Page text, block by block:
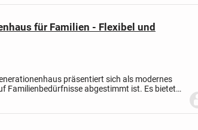
für Familien - Flexibel und
präsentiert sich als modernes
Familienbedürfnisse abgestimmt ist. Es bietet
Zuhause. Durchdacht...